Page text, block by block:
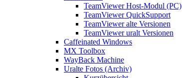
TeamViewer Host-Modul (PC)
TeamViewer QuickSupport
TeamViewer alte Versionen
TeamViewer uralt Versionen
Caffeinated Windows
MX Toolbox
WayBack Machine
Uralte Fotos (Archiv)